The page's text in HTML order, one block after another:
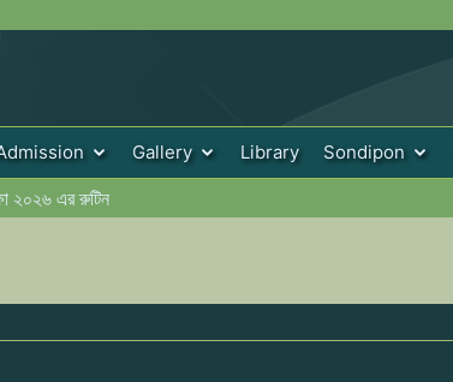
Gallery Library Sondipon
২০২৬ এর রুটিন